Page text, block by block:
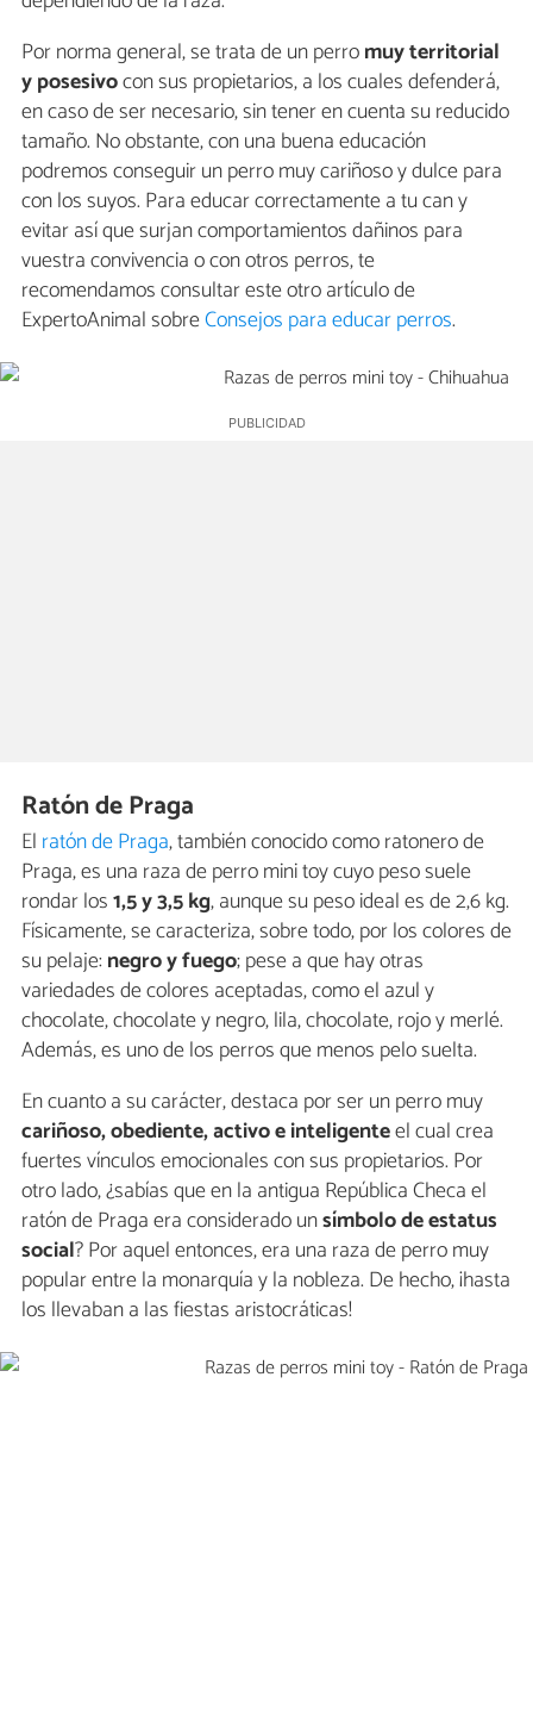
Por norma general, se trata de un perromuy territorial
y posesivocon sus propietarios, a los cuales defenderá,
en caso de ser necesario, sin tener en cuenta su reducido
tamaño. No obstante, con una buena educación
podremos conseguir un perro muy cariñoso y dulce para
con los suyos. Para educar correctamente a tu can y
evitar así que surjan comportamientos dañinos para
vuestra convivencia o con otros perros, te
recomendamos consultar este otro artículo de
ExpertoAnimal sobreConsejos para educar perros.
Ratón de Praga
El ratón de Praga, también conocido como ratonero de
Praga, es una raza de perro mini toy cuyo peso suele
rondar los1,5 y 3,5 kg, aunque su peso ideal es de 2,6 kg.
Físicamente, se caracteriza, sobre todo, por los colores de
su pelaje:negro y fuego; pese a que hay otras
variedades de colores aceptadas, como el azul y
chocolate, chocolate y negro, lila, chocolate, rojo y merlé.
Además, es uno de los perros que menos pelo suelta.
En cuanto a su carácter, destaca por ser un perro muy
cariñoso, obediente, activo e inteligenteel cual crea
fuertes vínculos emocionales con sus propietarios. Por
otro lado, ¿sabías que en la antigua República Checa el
ratón de Praga era considerado unsímbolo de estatus
social? Por aquel entonces, era una raza de perro muy
popular entre la monarquía y la nobleza. De hecho, ¡hasta
los llevaban a las fiestas aristocráticas!